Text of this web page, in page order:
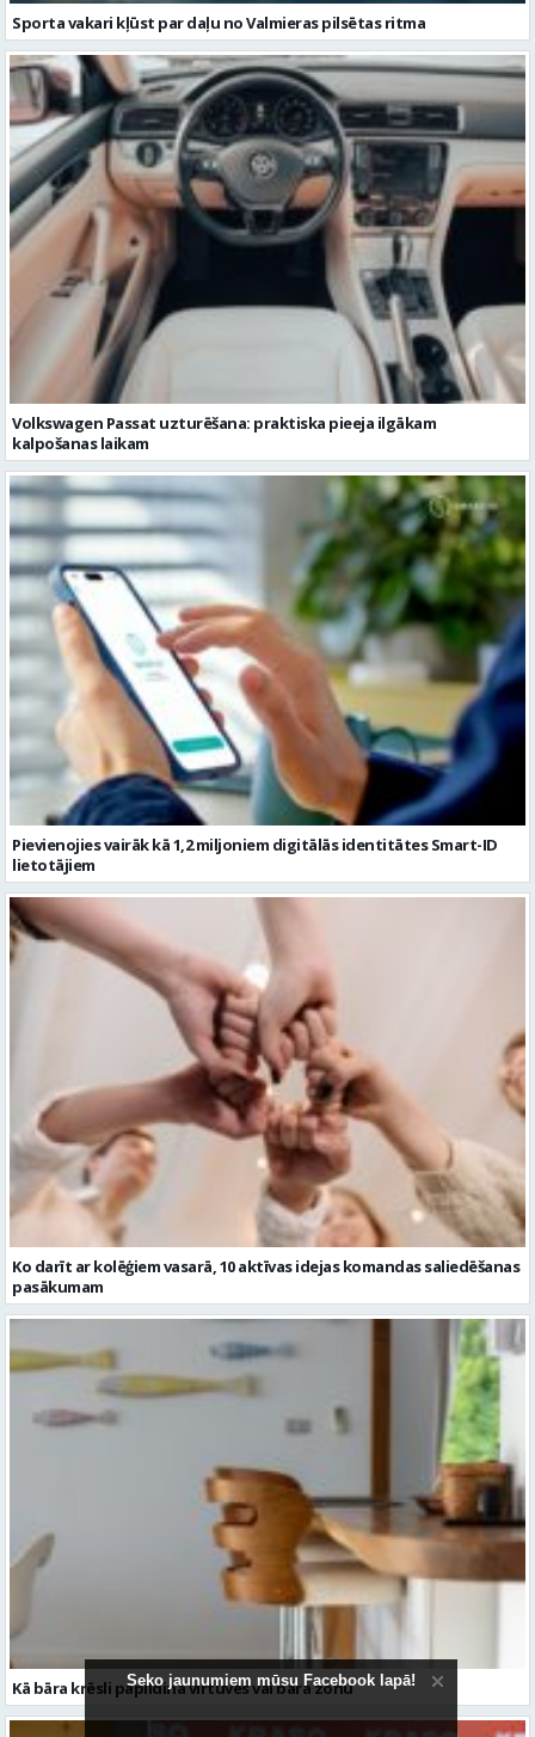
Sporta vakari kļūst par daļu no Valmieras pilsētas ritma
Volkswagen Passat uzturēšana: praktiska pieeja ilgākam
kalpošanas laikam
Pievienojies vairāk kā 1,2 miljoniem digitālās identitātes Smart-ID
lietotājiem
Ko darīt ar kolēģiem vasarā, 10 aktīvas idejas komandas saliedēšanas
pasākumam
Kā bāra krēsli papildina virtuves vai bāra zonu
Seko jaunumiem mūsu Facebook lapā!